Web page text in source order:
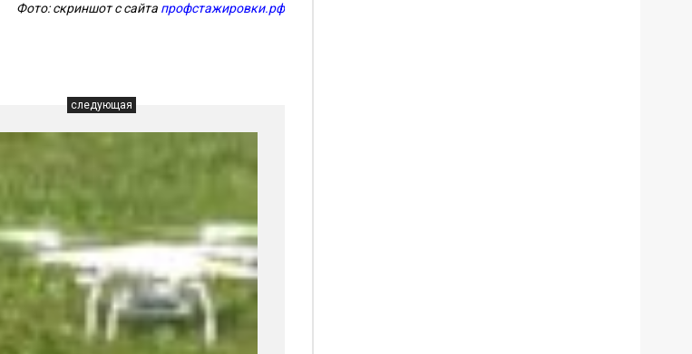
Фото: скриншот с сайта профстажировки.рф
следующая